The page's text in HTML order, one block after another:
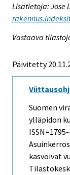
Lisätietoja: Jose
Vastaava
Päivitetty
Suomen
ylläpidon
kasvoivat